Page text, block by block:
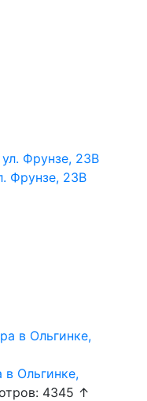
Фрунзе, 23В
в Ольгинке,
4345 ↑